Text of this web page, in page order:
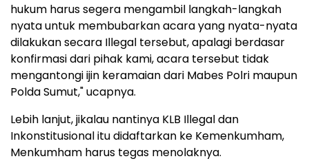
hukum harus segera mengambil langkah-langkah
nyata untuk membubarkan acara yang nyata-nyata
dilakukan secara Illegal tersebut, apalagi berdasar
konfirmasi dari pihak kami, acara tersebut tidak
mengantongi ijin keramaian dari Mabes Polri maupun
Polda Sumut," ucapnya.
Lebih lanjut, jikalau nantinya KLB Illegal dan
Inkonstitusional itu didaftarkan ke Kemenkumham,
Menkumham harus tegas menolaknya.